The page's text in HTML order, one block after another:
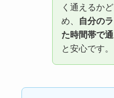
く通えるか
め、
自分の
た時間帯で
と安心です。